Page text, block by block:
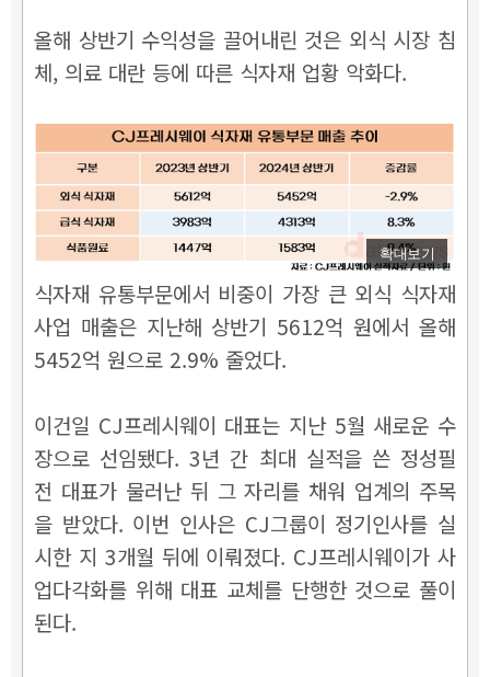
올해 상반기 수익성을 끌어내린 것은 외식 시장 침
체, 의료 대란 등에 따른 식자재 업황 악화다.
확대보기
식자재 유통부문에서 비중이 가장 큰 외식 식자재
사업 매출은 지난해 상반기 5612억 원에서 올해
5452억 원으로 2.9% 줄었다.
이건일 CJ프레시웨이 대표는 지난 5월 새로운 수
장으로 선임됐다. 3년 간 최대 실적을 쓴 정성필
전 대표가 물러난 뒤 그 자리를 채워 업계의 주목
을 받았다. 이번 인사은 CJ그룹이 정기인사를 실
시한 지 3개월 뒤에 이뤄졌다. CJ프레시웨이가 사
업다각화를 위해 대표 교체를 단행한 것으로 풀이
된다.